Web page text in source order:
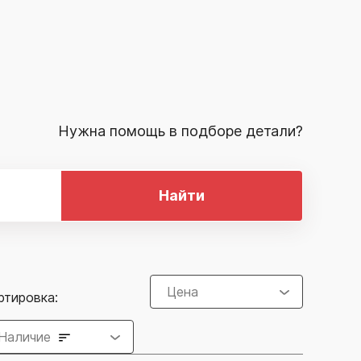
Нужна помощь в подборе детали?
Найти
Цена